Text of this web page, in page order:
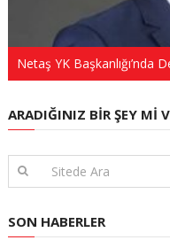
Netaş YK Başkanlığı’nda
ARADIĞINIZ BIR ŞEY MI
SON HABERLER